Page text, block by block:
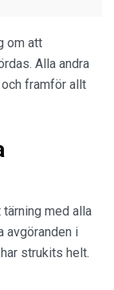
om att
Alla andra
framför allt
med alla
avgöranden i
strukits helt.